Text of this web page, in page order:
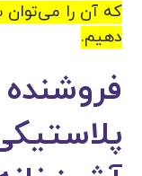
که آن را می‌توان
دهیم.